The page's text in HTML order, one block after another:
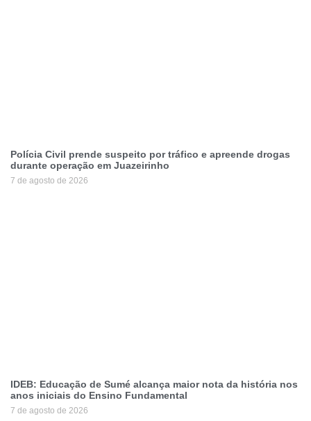
Polícia Civil prende suspeito por tráfico e apreende drogas
durante operação em Juazeirinho
7 de agosto de 2026
IDEB: Educação de Sumé alcança maior nota da história nos
anos iniciais do Ensino Fundamental
7 de agosto de 2026